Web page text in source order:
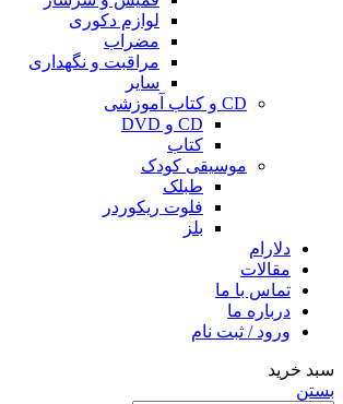
لوازم دکوری
مضراب
مراقبت و نگهداری
سایر
CD و کتاب آموزشی
CD و DVD
کتاب
موسیقی کودک
طبلک
فلوت ریکوردر
بلز
دلارام
مقالات
تماس با ما
درباره ما
ورود / ثبت نام
سبد خرید
بستن